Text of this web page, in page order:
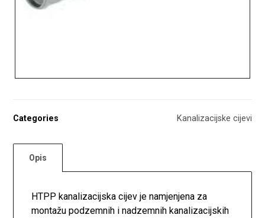
Categories Kanalizacijske cijevi
Opis
HTPP kanalizacijska cijev je namjenjena za
montažu podzemnih i nadzemnih kanalizacijskih